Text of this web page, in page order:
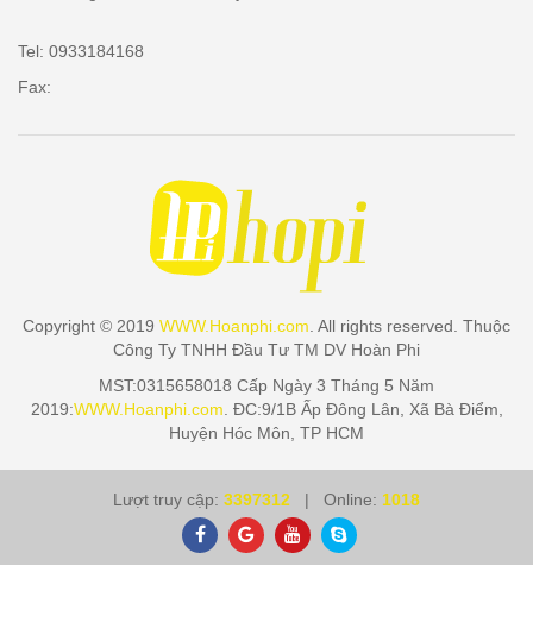
Tel: 0933184168
Fax:
Copyright © 2019 WWW.Hoanphi.com. All rights reserved. Thuộc
Công Ty TNHH Đầu Tư TM DV Hoàn Phi
MST:0315658018 Cấp Ngày 3 Tháng 5 Năm
2019:WWW.Hoanphi.com. ĐC:9/1B Ấp Đông Lân, Xã Bà Điểm,
Huyện Hóc Môn, TP HCM
Lượt truy cập: 3397312 | Online: 1018